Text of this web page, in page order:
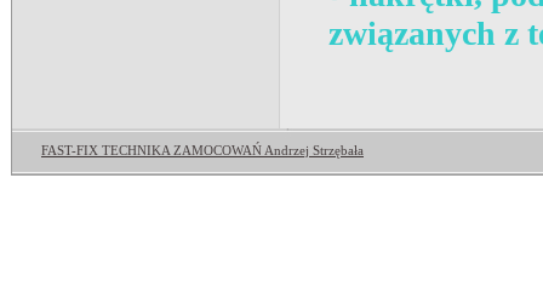
związanych z
FAST-FIX TECHNIKA ZAMOCOWAŃ Andrzej Strzębała